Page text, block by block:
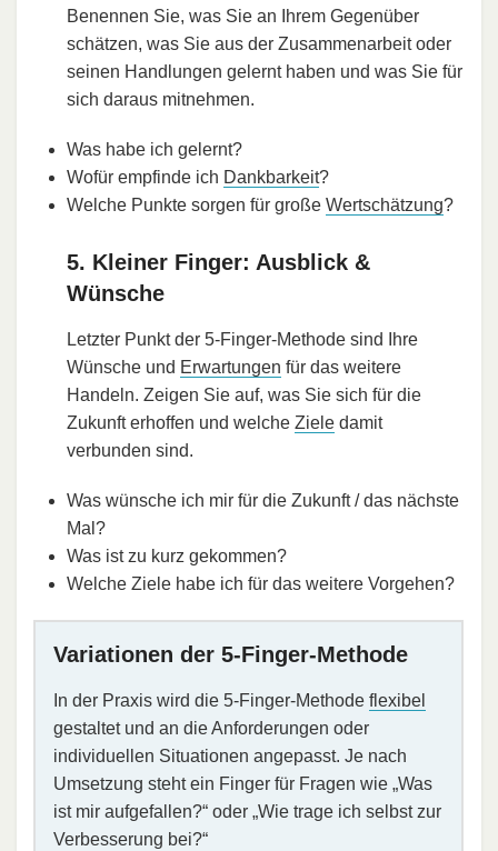
Benennen Sie, was Sie an Ihrem Gegenüber
schätzen, was Sie aus der Zusammenarbeit oder
seinen Handlungen gelernt haben und was Sie für
sich daraus mitnehmen.
Was habe ich gelernt?
Wofür empfinde ich Dankbarkeit?
Welche Punkte sorgen für große Wertschätzung?
5. Kleiner Finger: Ausblick &
Wünsche
Letzter Punkt der 5-Finger-Methode sind Ihre
Wünsche und Erwartungen für das weitere
Handeln. Zeigen Sie auf, was Sie sich für die
Zukunft erhoffen und welche Ziele damit
verbunden sind.
Was wünsche ich mir für die Zukunft / das nächste
Mal?
Was ist zu kurz gekommen?
Welche Ziele habe ich für das weitere Vorgehen?
Variationen der 5-Finger-Methode
In der Praxis wird die 5-Finger-Methode flexibel
gestaltet und an die Anforderungen oder
individuellen Situationen angepasst. Je nach
Umsetzung steht ein Finger für Fragen wie „Was
ist mir aufgefallen?“ oder „Wie trage ich selbst zur
Verbesserung bei?“